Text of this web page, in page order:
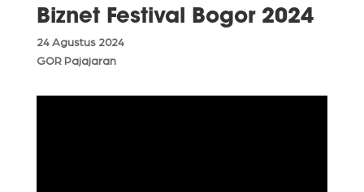
Biznet Festival Bogor 2024
24 Agustus 2024
GOR Pajajaran